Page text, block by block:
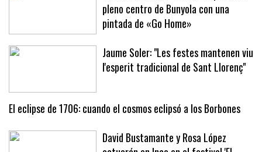
Vandalizan un vehículo de alquiler en
pleno centro de Bunyola con una
pintada de «Go Home»
Jaume Soler: "Les festes mantenen viu
El eclipse de 1706: cuando el cosmos eclipsó a los Borbones